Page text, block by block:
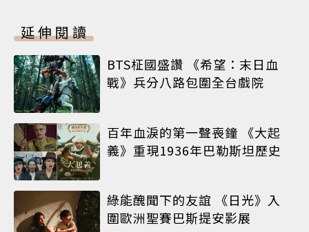
延伸閱讀
BTS柾國盛讚 《希望：末日血
戰》兵分八路包圍全台戲院
百年血淚的第一聲喪鐘 《大起
義》重現1936年巴勒斯坦歷史
綠能醜聞下的友誼 《日光》入
圍歐洲聖賽巴斯提安影展